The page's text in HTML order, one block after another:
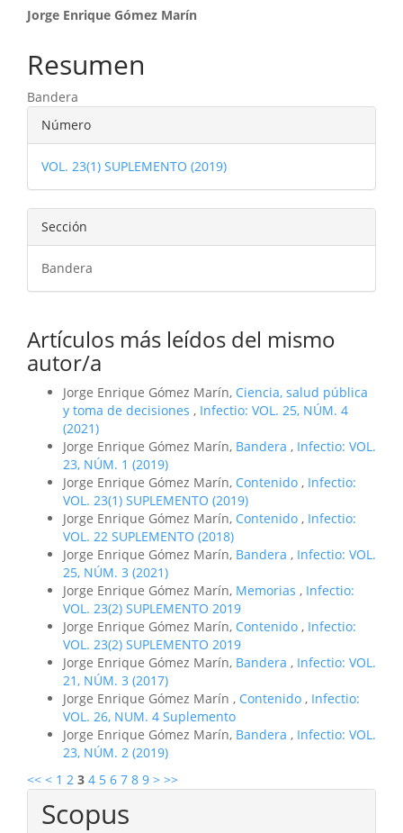
Contenido
principal
del
artículo
Jorge Enrique Gómez Marín
Resumen
Bandera
Detalles
del
artículo
Número
VOL. 23(1) SUPLEMENTO (2019)
Sección
Bandera
Artículos más leídos del mismo
autor/a
Jorge Enrique Gómez Marín, Ciencia, salud pública
y toma de decisiones , Infectio: VOL. 25, NÚM. 4
(2021)
Jorge Enrique Gómez Marín, Bandera , Infectio: VOL.
23, NÚM. 1 (2019)
Jorge Enrique Gómez Marín, Contenido , Infectio:
VOL. 23(1) SUPLEMENTO (2019)
Jorge Enrique Gómez Marín, Contenido , Infectio:
VOL. 22 SUPLEMENTO (2018)
Jorge Enrique Gómez Marín, Bandera , Infectio: VOL.
25, NÚM. 3 (2021)
Jorge Enrique Gómez Marín, Memorias , Infectio:
VOL. 23(2) SUPLEMENTO 2019
Jorge Enrique Gómez Marín, Contenido , Infectio:
VOL. 23(2) SUPLEMENTO 2019
Jorge Enrique Gómez Marín, Bandera , Infectio: VOL.
21, NÚM. 3 (2017)
Jorge Enrique Gómez Marín , Contenido , Infectio:
VOL. 26, NUM. 4 Suplemento
Jorge Enrique Gómez Marín, Bandera , Infectio: VOL.
23, NÚM. 2 (2019)
<< < 1 2 3 4 5 6 7 8 9 > >>
Scopus